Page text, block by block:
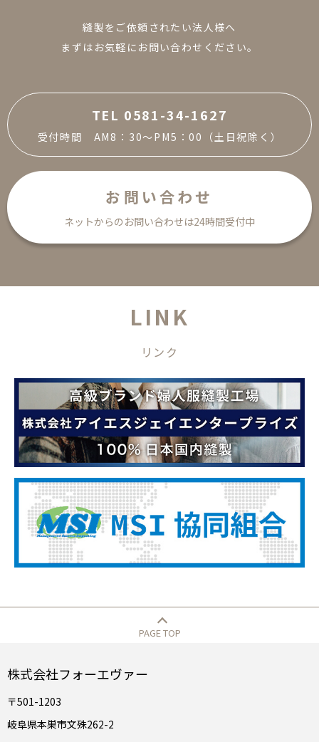
縫製をご依頼されたい法人様へ
まずはお気軽にお問い合わせください。
TEL 0581-34-1627
受付時間 AM8：30～PM5：00（土日祝除く）
お問い合わせ
ネットからのお問い合わせは24時間受付中
LIN K
リ ン ク
PAGE TOP
株式会社フォーエヴァー
〒501-1203
岐阜県本巣市文殊262-2